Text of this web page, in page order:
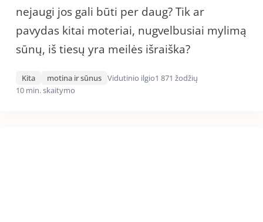
nejaugi jos gali būti per daug? Tik ar
pavydas kitai moteriai, nugvelbusiai mylimą
sūnų, iš tiesų yra meilės išraiška?
Kita motina ir sūnus Vidutinio ilgio1 871 žodžių
10 min. skaitymo